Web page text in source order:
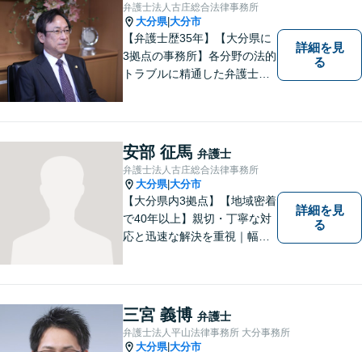
弁護士法人古庄総合法律事務所
大分県|大分市
【弁護士歴35年】【大分県に
3拠点の事務所】各分野の法的
トラブルに精通した弁護士で
します。お気軽に相談しやす
いアットホームな雰囲気の事
務所です。
詳細を見
る
安部 征馬 弁護士
弁護士法人古庄総合法律事務所
大分県|大分市
【大分県内3拠点】【地域密着
で40年以上】親切・丁寧な対
応と迅速な解決を重視｜幅広
ら最善の解決を目指します
【別府・杵築にも拠点】
詳細を見
る
三宮 義博 弁護士
弁護士法人平山法律事務所 大分事務所
大分県|大分市